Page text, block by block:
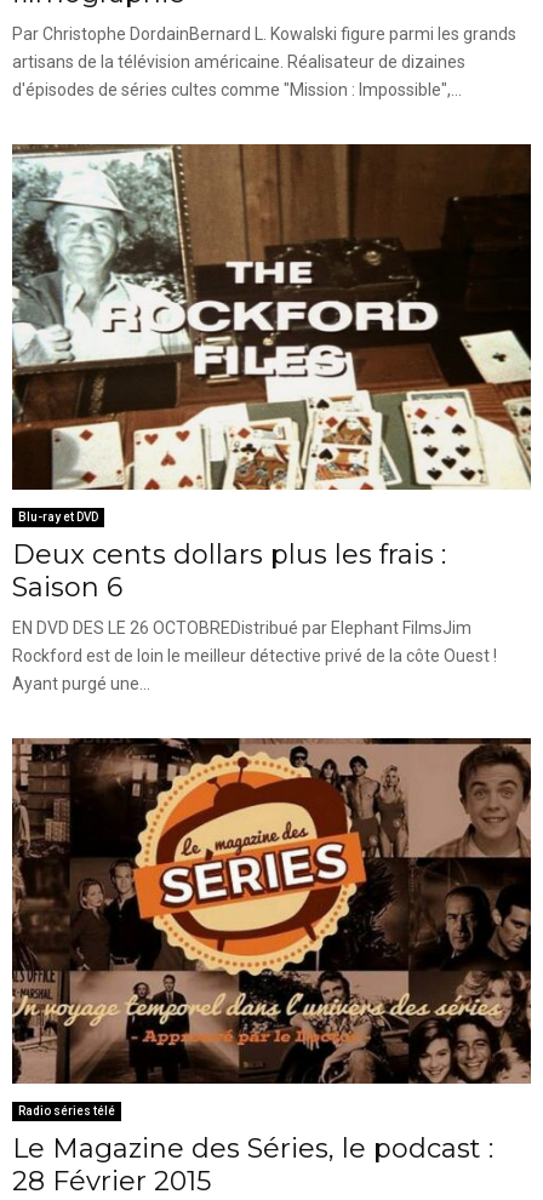
Par Christophe DordainBernard L. Kowalski figure parmi les grands
artisans de la télévision américaine. Réalisateur de dizaines
d'épisodes de séries cultes comme "Mission : Impossible",...
Blu-ray et DVD
Deux cents dollars plus les frais :
Saison 6
EN DVD DES LE 26 OCTOBREDistribué par Elephant FilmsJim
Rockford est de loin le meilleur détective privé de la côte Ouest !
Ayant purgé une...
Radio séries télé
Le Magazine des Séries, le podcast :
28 Février 2015